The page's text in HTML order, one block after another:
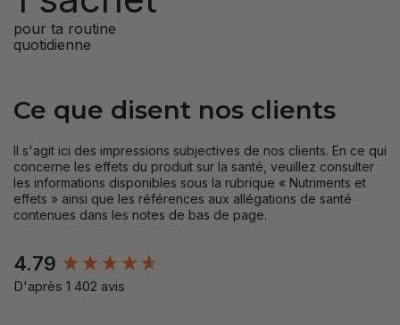
pour ta routine
quotidienne
Ce que disent nos clients
Il s'agit ici des impressions subjectives de nos clients. En ce qui
concerne les effets du produit sur la santé, veuillez consulter
les informations disponibles sous la rubrique « Nutriments et
effets » ainsi que les références aux allégations de santé
contenues dans les notes de bas de page.
4.79
D'après 1 402 avis
New content loaded